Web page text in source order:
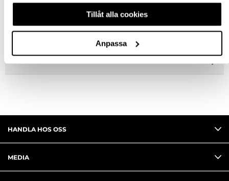
Tillåt alla cookies
Anpassa
FRÅGA OM PRODUKT
HANDLA HOS OSS
MEDIA